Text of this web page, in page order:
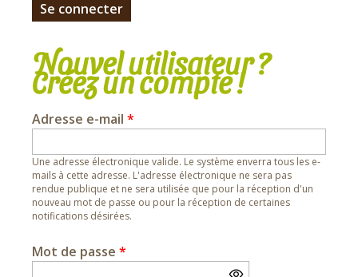
Nouvel utilisateur ?
Créez un compte !
Adresse e-mail *
Une adresse électronique valide. Le système enverra tous les e-
mails à cette adresse. L'adresse électronique ne sera pas
rendue publique et ne sera utilisée que pour la réception d'un
nouveau mot de passe ou pour la réception de certaines
notifications désirées.
Mot de passe *